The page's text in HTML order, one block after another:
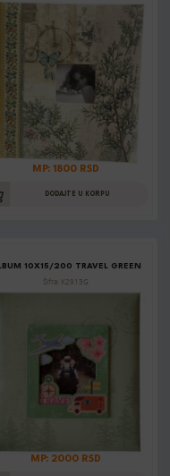
MP: 1800 RSD
DODAJTE U KORPU
10X15/200 TRAVEL GREEN
Šifra: K2913G
MP: 2000 RSD